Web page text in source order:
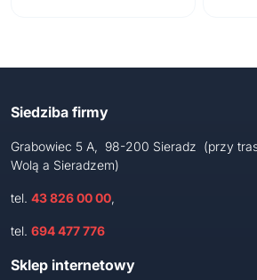
Siedziba firmy
Grabowiec 5 A, 98-200 Sieradz (przy
Wolą a Sieradzem)
tel. 43 826 00 00,
tel. 694 477 776
Sklep internetowy